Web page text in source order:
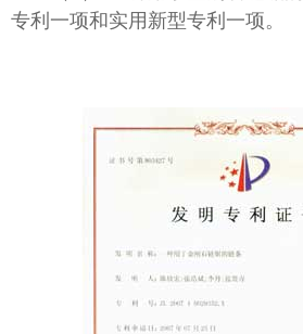
专利一项和实用新型专利一项。